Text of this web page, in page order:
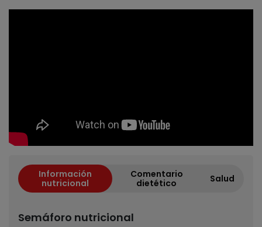
Información
nutricional
Comentario
dietético
Salud
Semáforo nutricional